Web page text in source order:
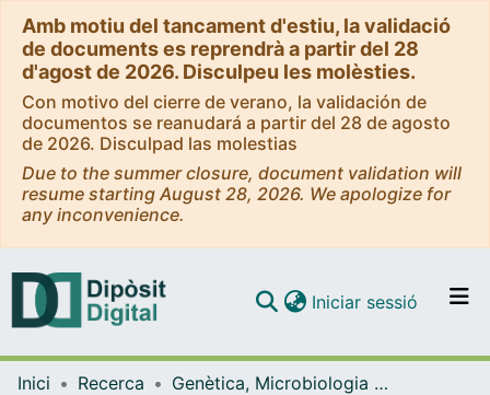
Amb motiu del tancament d'estiu, la validació
de documents es reprendrà a partir del 28
d'agost de 2026. Disculpeu les molèsties.
Con motivo del cierre de verano, la validación de
documentos se reanudará a partir del 28 de agosto
de 2026. Disculpad las molestias
Due to the summer closure, document validation will
resume starting August 28, 2026. We apologize for
any inconvenience.
Navega per tot el DD
Iniciar sessió (current)
Inici Recerca
Genètica, Microbiologia i Estadística